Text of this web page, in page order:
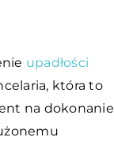
upadłości
która to
na dokonanie